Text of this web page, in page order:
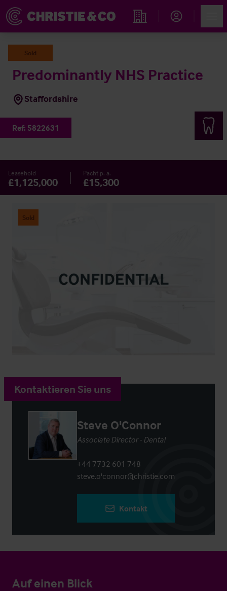
Immobiliensuche
Sold
Predominantly NHS Practice
Staffordshire
Ref: 5822631
Leasehold
£1,125,000
Pacht p. a.
£15,300
Sold
Kontaktieren Sie uns
Steve O'Connor
Associate Director - Dental
+44 7732 601 748
steve.o'connor@christie.com
Kontakt
Auf einen Blick